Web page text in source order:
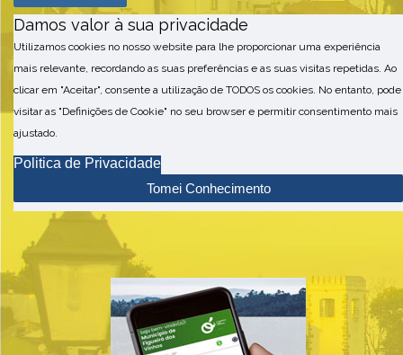
Damos valor à sua privacidade
Utilizamos cookies no nosso website para lhe proporcionar uma experiência
mais relevante, recordando as suas preferências e as suas visitas repetidas. Ao
clicar em "Aceitar", consente a utilização de TODOS os cookies. No entanto, pode
visitar as "Definições de Cookie" no seu browser e permitir consentimento mais
ajustado.
Politica de Privacidade
Tomei Conhecimento